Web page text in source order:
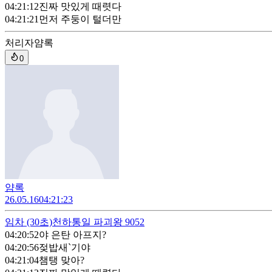
04:21:12진짜 맛있게 때렷다
04:21:21 먼저 주둥이 털더만
처리자얌록
0
얌록
26.05.1604:21:23
임차 (30초)천하통일 파괴왕 9052
04:20:52야 은탄 아프지?
04:20:56젖밥새`기야
04:21:04챔탱 맞아?